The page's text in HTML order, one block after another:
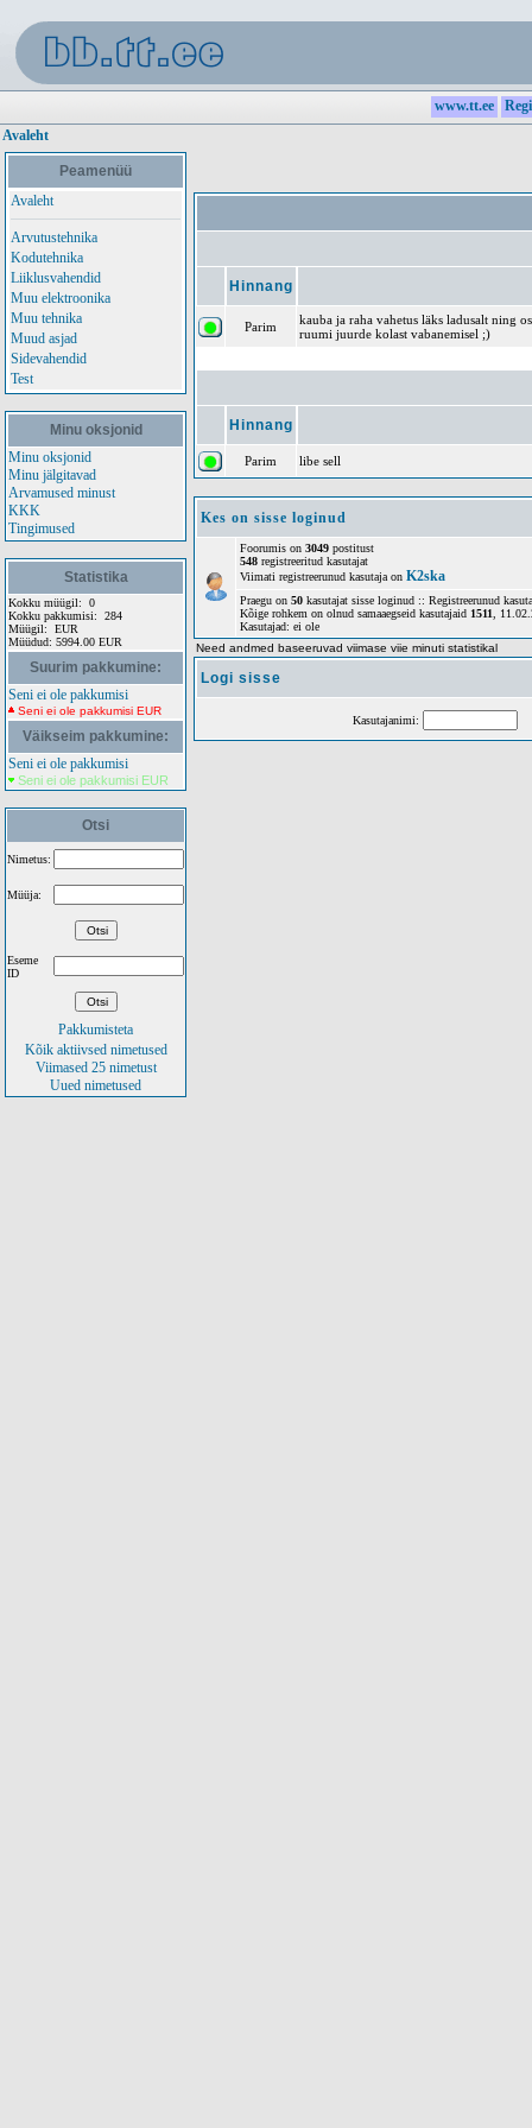
www.tt.ee
Avaleht
Peamenüü
Avaleht
Arvutustehnika
Kodutehnika
Liiklusvahendid
Muu elektroonika
Muu tehnika
Muud asjad
Sidevahendid
Test
Minu oksjonid
Minu oksjonid
Minu jälgitavad
Arvamused minust
KKK
Tingimused
Statistika
Kokku müügil:
0
Kokku pakkumisi:
284
Müügil: EUR
Müüdud: 5994.00 EUR
Suurim pakkumine:
Seni ei ole pakkumisi
Seni ei ole pakkumisi EUR
Väikseim pakkumine:
Seni ei ole pakkumisi
Seni ei ole pakkumisi EUR
Otsi
Nimetus:
Müüja:
Eseme
ID
Pakkumisteta
Kõik aktiivsed nimetused
Viimased 25 nimetust
Uued nimetused
Hinnang
Parim
kauba ja raha vahetus läks ladusalt ning
ruumi juurde kolast vabanemisel ;)
Hinnang
Parim libe sell
Kes on sisse loginud
Foorumis on 3049 postitust
548 registreeritud kasutajat
Viimati registreerunud kasutaja on K2ska
Praegu on 50 kasutajat sisse loginud :: Registreerunud
Kõige rohkem on olnud samaaegseid kasutajaid 1511 ,
Kasutajad: ei ole
Need andmed baseeruvad viimase viie minuti statistikal
Logi sisse
Kasutajanimi: